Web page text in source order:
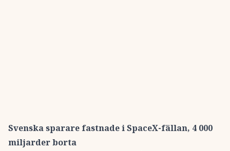
Svenska sparare fastnade i SpaceX-fällan, 4 000
miljarder borta